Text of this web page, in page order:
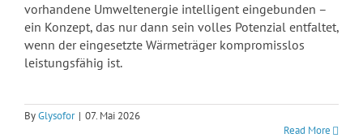
vorhandene Umweltenergie intelligent eingebunden –
ein Konzept, das nur dann sein volles Potenzial entfaltet,
wenn der eingesetzte Wärmeträger kompromisslos
leistungsfähig ist.
ByGlysofor | 07. Mai 2026
Read More